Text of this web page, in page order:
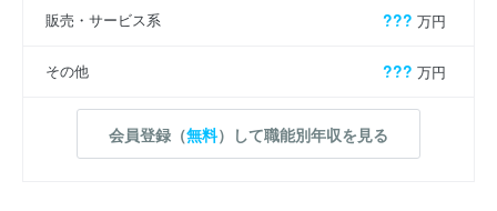
販売・サービス系 ??? 万円
その他 ??? 万円
会員登録（無料）して職能別年収を見る